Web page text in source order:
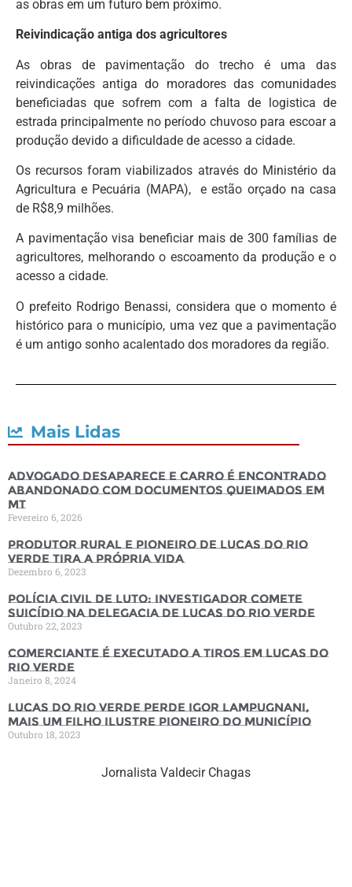
as obras em um futuro bem próximo.
Reivindicação antiga dos agricultores
As obras de pavimentação do trecho é uma das
reivindicações antiga do moradores das comunidades
beneficiadas que sofrem com a falta de logistica de
estrada principalmente no período chuvoso para escoar a
produção devido a dificuldade de acesso a cidade.
Os recursos foram viabilizados através do Ministério da
Agricultura e Pecuária (MAPA), e estão orçado na casa
de R$8,9 milhões.
A pavimentação visa beneficiar mais de 300 famílias de
agricultores, melhorando o escoamento da produção e o
acesso a cidade.
O prefeito Rodrigo Benassi, considera que o momento é
histórico para o município, uma vez que a pavimentação
é um antigo sonho acalentado dos moradores da região.
Mais Lidas
Advogado desaparece e carro é encontrado
abandonado com documentos queimados em
MT
Fevereiro 6, 2026
Produtor rural e pioneiro de Lucas do Rio
Verde tira a própria vida
Dezembro 6, 2023
Polícia Civil de luto: Investigador comete
suicídio na Delegacia de Lucas do Rio Verde
Outubro 22, 2023
Comerciante é executado a tiros em Lucas do
Rio Verde
Janeiro 8, 2024
Lucas do Rio Verde perde Igor Lampugnani,
mais um filho ilustre pioneiro do município
Outubro 18, 2023
Jornalista Valdecir Chagas